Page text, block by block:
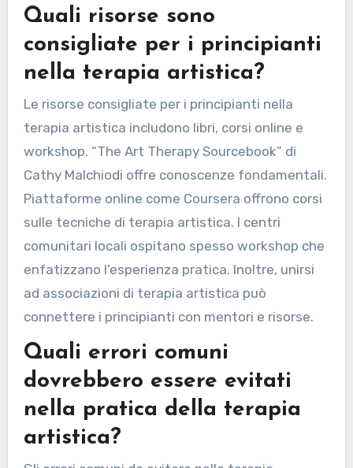
diario attraverso l’arte può aiutare a elaborare
emozioni ed esperienze. Questi esercizi sono
accessibili e possono essere adattati alle
Quali risorse sono
consigliate per i principianti
nella terapia artistica?
Le risorse consigliate per i principianti nella
terapia artistica includono libri, corsi online e
workshop. “The Art Therapy Sourcebook” di
Cathy Malchiodi offre conoscenze fondamentali.
sulle tecniche di terapia artistica. I centri
comunitari locali ospitano spesso workshop che
enfatizzano l’esperienza pratica. Inoltre, unirsi
ad associazioni di terapia artistica può